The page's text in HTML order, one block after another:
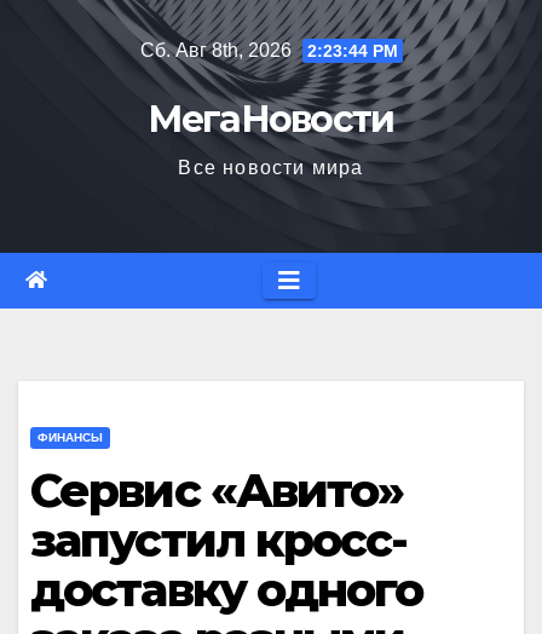
Сб. Авг 8th, 2026 2:23:45 PM
МегаНовости
Все новости мира
ФИНАНСЫ
Сервис «Авито»
запустил кросс-
доставку одного